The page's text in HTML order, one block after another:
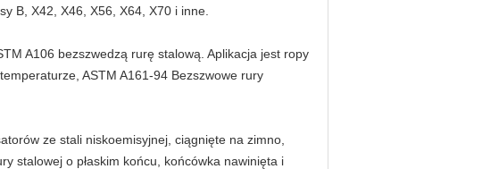
B, X42, X46, X56, X64, X70 i inne.
A106 bezszwedzą rurę stalową. Aplikacja jest ropy
ASTM A161-94 Bezszwowe rury
ze stali niskoemisyjnej, ciągnięte na zimno,
stalowej o płaskim końcu, końcówka nawinięta i